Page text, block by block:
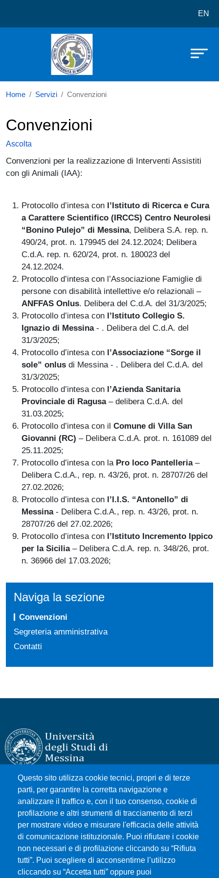
Centro Specializzato Universitario
EN
Home Servizi Convenzioni
Convenzioni
Ascolta
Convenzioni per la realizzazione di Interventi Assistiti
con gli Animali (IAA):
Protocollo d’intesa con l’Istituto di Ricerca e Cura
a Carattere Scientifico (IRCCS) Centro Neurolesi
“Bonino Pulejo” di Messina, Delibera S.A. rep. n.
490/24, prot. n. 179945 del 24.12.2024; Delibera
C.d.A. rep. n. 620/24, prot. n. 180023 del
24.12.2024.
Protocollo d’intesa con l’Associazione Famiglie di
persone con disabilità intellettive e/o relazionali –
ANFFAS Onlus. Delibera del C.d.A. del 31/3/2025;
Protocollo d’intesa con l’Istituto Collegio S.
Ignazio di Messina- . Delibera del C.d.A. del
31/3/2025;
Protocollo d’intesa con l’Associazione “Sorge il
sole” onlus di Messina - . Delibera del C.d.A. del
31/3/2025;
Protocollo d’intesa con l’Azienda Sanitaria
Provinciale di Ragusa– delibera C.d.A. del
31.03.2025;
Protocollo d’intesa con il Comune di Villa San
Giovanni (RC) – Delibera C.d.A. prot. n. 161089 del
25.11.2025;
Protocollo d’intesa con la Pro loco Pantelleria–
Delibera C.d.A., rep. n. 43/26, prot. n. 28707/26 del
27.02.2026;
Protocollo d’intesa con l’I.I.S. “Antonello” di
Messina- Delibera C.d.A., rep. n. 43/26, prot. n.
28707/26 del 27.02.2026;
Protocollo d’intesa con l’Istituto Incremento Ippico
per la Sicilia– Delibera C.d.A. rep. n. 348/26, prot.
n. 36966 del 17.03.2026;
Naviga la sezione
Convenzioni
Segreteria amministrativa
Contatti
Questo sito utilizza cookie tecnici, propri e di terze
parti, per garantire la corretta navigazione e
analizzare il traffico e, con il tuo consenso, cookie di
profilazione e altri strumenti di tracciamento di terzi
per mostrare video e misurare l'efficacia delle attività
di comunicazione istituzionale. Puoi rifiutare i cookie
non necessari e di profilazione cliccando su “Rifiuta
tutti”. Puoi scegliere di acconsentirne l’utilizzo
cliccando su “Accetta tutti” oppure puoi
Università degli Studi di Messina
Piazza Pugliatti, 1 - 98122 Messina
Cod. Fiscale 80004070837
P.IVA 00724160833
Centralino: 090 676 1
MENÙ SOCIAL